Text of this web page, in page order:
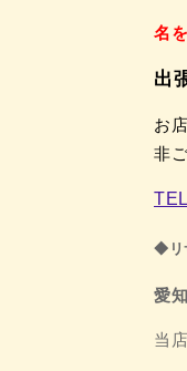
名
出
お
非
◆リ
愛
当